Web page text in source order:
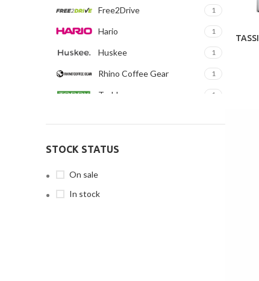
Free2Drive 1
Hario 1
Huskee 1
Rhino Coffee Gear 1
Toddy 1
STOCK STATUS
On sale
In stock